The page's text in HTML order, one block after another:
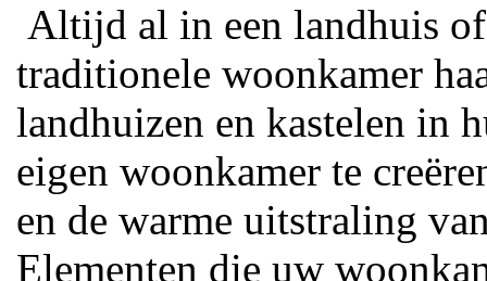
Altijd al in een landhuis
traditionele woonkamer
landhuizen en kastelen in
eigen woonkamer te
en de warme uitstraling
Elementen die uw